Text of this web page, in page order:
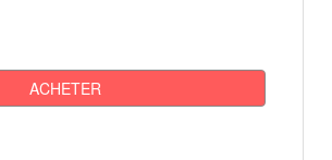
ACHETER